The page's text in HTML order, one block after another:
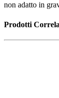
non adatto in
Prodotti